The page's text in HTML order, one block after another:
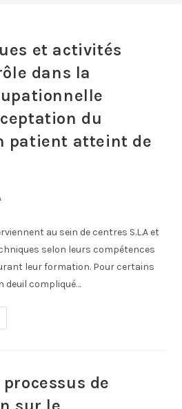
et activités
dans la
du
patient atteint de
au sein de centres S.L.A et
selon leurs compétences
leur formation. Pour certains
deuil compliqué…
processus de